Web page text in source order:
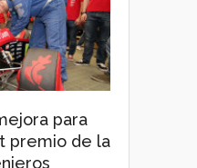
para
premio de la